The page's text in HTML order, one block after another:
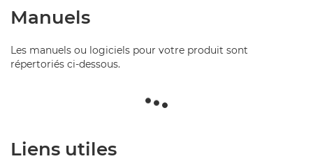
Manuels
Les manuels ou logiciels pour votre produit sont
répertoriés ci-dessous.
Liens utiles